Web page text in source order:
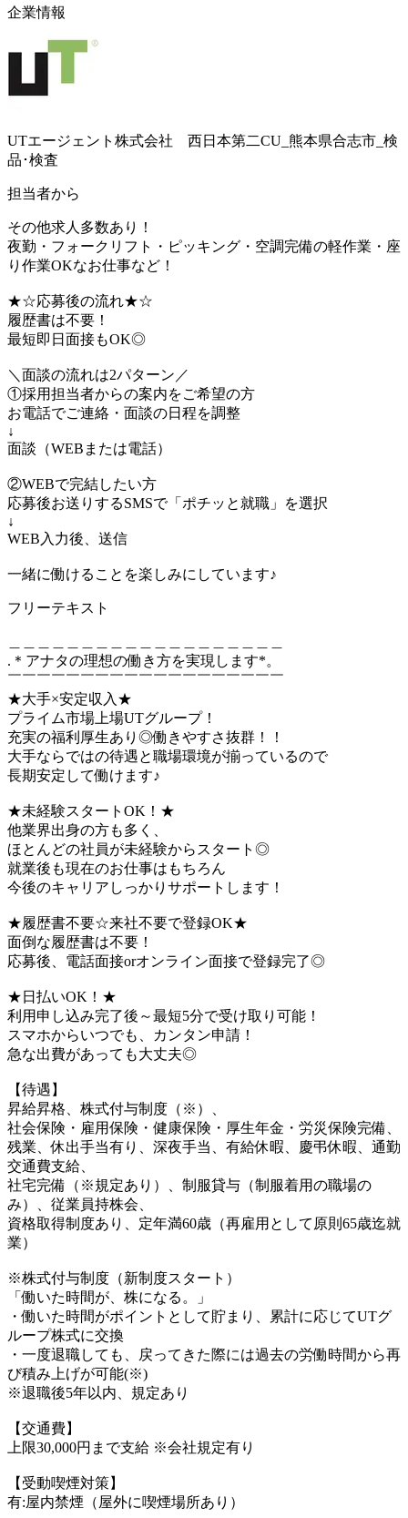
企業情報
UTエージェント株式会社 西日本第二CU_熊本県合志市_検
品･検査
担当者から
その他求人多数あり！
夜勤・フォークリフト・ピッキング・空調完備の軽作業・座
り作業OKなお仕事など！
★☆応募後の流れ★☆
履歴書は不要！
最短即日面接もOK◎
＼面談の流れは2パターン／
①採用担当者からの案内をご希望の方
お電話でご連絡・面談の日程を調整
↓
面談（WEBまたは電話）
②WEBで完結したい方
応募後お送りするSMSで「ポチッと就職」を選択
↓
WEB入力後、送信
一緒に働けることを楽しみにしています♪
フリーテキスト
.＊アナタの理想の働き方を実現します*。
￣￣￣￣￣￣￣￣￣￣￣￣￣￣￣￣￣￣￣
★大手×安定収入★
プライム市場上場UTグループ！
充実の福利厚生あり◎働きやすさ抜群！！
大手ならではの待遇と職場環境が揃っているので
長期安定して働けます♪
★未経験スタートOK！★
他業界出身の方も多く、
ほとんどの社員が未経験からスタート◎
就業後も現在のお仕事はもちろん
今後のキャリアしっかりサポートします！
★履歴書不要☆来社不要で登録OK★
面倒な履歴書は不要！
応募後、電話面接orオンライン面接で登録完了◎
★日払いOK！★
利用申し込み完了後～最短5分で受け取り可能！
スマホからいつでも、カンタン申請！
急な出費があっても大丈夫◎
【待遇】
昇給昇格、株式付与制度（※）、
社会保険・雇用保険・健康保険・厚生年金・労災保険完備、
残業、休出手当有り、深夜手当、有給休暇、慶弔休暇、通勤
交通費支給、
社宅完備（※規定あり）、制服貸与（制服着用の職場の
み）、従業員持株会、
資格取得制度あり、定年満60歳（再雇用として原則65歳迄就
業）
※株式付与制度（新制度スタート）
「働いた時間が、株になる。」
・働いた時間がポイントとして貯まり、累計に応じてUTグ
ループ株式に交換
・一度退職しても、戻ってきた際には過去の労働時間から再
び積み上げが可能(※)
※退職後5年以内、規定あり
【交通費】
上限30,000円まで支給 ※会社規定有り
【受動喫煙対策】
有:屋内禁煙（屋外に喫煙場所あり）